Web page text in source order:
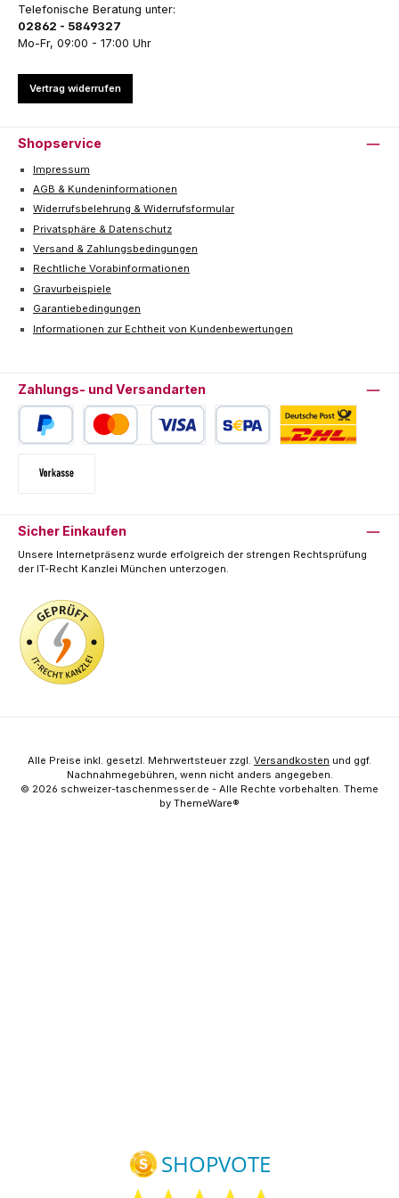
Telefonische Beratung unter:
02862 - 5849327
Mo-Fr, 09:00 - 17:00 Uhr
Vertrag widerrufen
Shopservice
Impressum
AGB & Kundeninformationen
Widerrufsbelehrung & Widerrufsformular
Privatsphäre & Datenschutz
Versand & Zahlungsbedingungen
Rechtliche Vorabinformationen
Gravurbeispiele
Garantiebedingungen
Informationen zur Echtheit von Kundenbewertungen
Zahlungs- und Versandarten
Sicher Einkaufen
Unsere Internetpräsenz wurde erfolgreich der strengen Rechtsprüfung
der IT-Recht Kanzlei München unterzogen.
Alle Preise inkl. gesetzl. Mehrwertsteuer zzgl. Versandkosten und ggf.
Nachnahmegebühren, wenn nicht anders angegeben.
© 2026 schweizer-taschenmesser.de - Alle Rechte vorbehalten. Theme
by ThemeWare®